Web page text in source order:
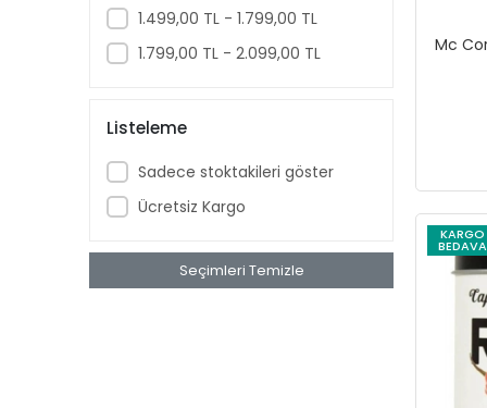
Kek
Yulaf Ezmesi
Tatlandırıcı
Süt
1.499,00 TL - 1.799,00 TL
1.799,00 TL - 2.099,00 TL
Listeleme
Sadece stoktakileri göster
Ücretsiz Kargo
Seçimleri Temizle
Mc
KARGO
BEDAVA